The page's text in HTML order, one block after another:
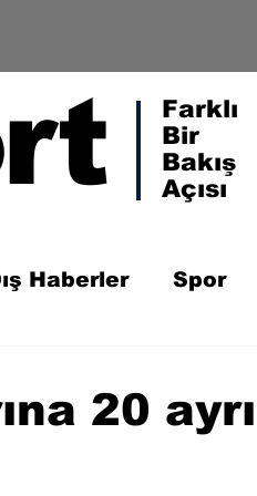
Farklı
Bir
Bakış
Açısı
Haberler Spor
20 ayrı